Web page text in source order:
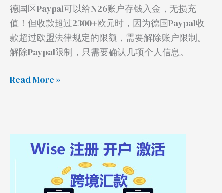
德国区Paypal可以给N26账户存钱入金，无损充
值！但收款超过2300+欧元时，因为德国Paypal收
款超过欧盟法律规定的限额，需要解除账户限制。
解除Paypal限制，只需要确认几项个人信息。
入
金
Read More »